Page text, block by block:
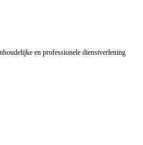
en professionele dienstverlening